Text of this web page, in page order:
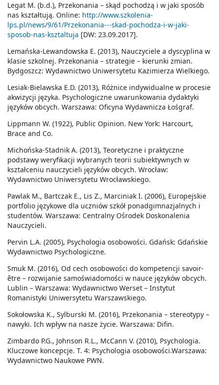
Legat M. (b.d.), Przekonania – skąd pochodzą i w jaki sposób
nas kształtują. Online: http://www.szkolenia-
lps.pl/news/9/61/Przekonania---skad-pochodza-i-w-jaki-
sposob-nas-ksztaltuja [DW: 23.09.2017].
Lemańska-Lewandowska E. (2013), Nauczyciele a dyscyplina w
klasie szkolnej. Przekonania – strategie – kierunki zmian.
Bydgoszcz: Wydawnictwo Uniwersytetu Kazimierza Wielkiego.
Lesiak-Bielawska E.D. (2013), Różnice indywidualne w procesie
akwizycji języka. Psychologiczne uwarunkowania dydaktyki
języków obcych. Warszawa: Oficyna Wydawnicza Łośgraf.
Lippmann W. (1922), Public Opinion. New York: Harcourt,
Brace and Co.
Michońska-Stadnik A. (2013), Teoretyczne i praktyczne
podstawy weryfikacji wybranych teorii subiektywnych w
kształceniu nauczycieli języków obcych. Wrocław:
Wydawnictwo Uniwersytetu Wrocławskiego.
Pawlak M., Bartczak E., Lis Z., Marciniak I. (2006), Europejskie
portfolio językowe dla uczniów szkół ponadgimnazjalnych i
studentów. Warszawa: Centralny Ośrodek Doskonalenia
Nauczycieli.
Pervin L.A. (2005), Psychologia osobowości. Gdańsk: Gdańskie
Wydawnictwo Psychologiczne.
Smuk M. (2016), Od cech osobowości do kompetencji savoir-
être – rozwijanie samoświadomości w nauce języków obcych.
Lublin – Warszawa: Wydawnictwo Werset – Instytut
Romanistyki Uniwersytetu Warszawskiego.
Sokołowska K., Sylburski M. (2016), Przekonania – stereotypy –
nawyki. Ich wpływ na nasze życie. Warszawa: Difin.
Zimbardo P.G., Johnson R.L., McCann V. (2010), Psychologia.
Kluczowe koncepcje. T. 4: Psychologia osobowości.Warszawa:
Wydawnictwo Naukowe PWN.